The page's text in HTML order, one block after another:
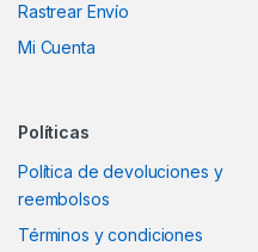
Rastrear Envío
Mi Cuenta
Políticas
Política de devoluciones y
reembolsos
Términos y condiciones